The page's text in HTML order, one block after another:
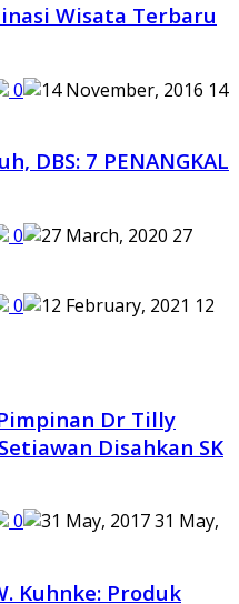
Wisata Terbaru
0
14
DBS: 7 PENANGKAL
0
27
0
12
Dr Tilly
Disahkan SK
0
31 May,
Kuhnke: Produk